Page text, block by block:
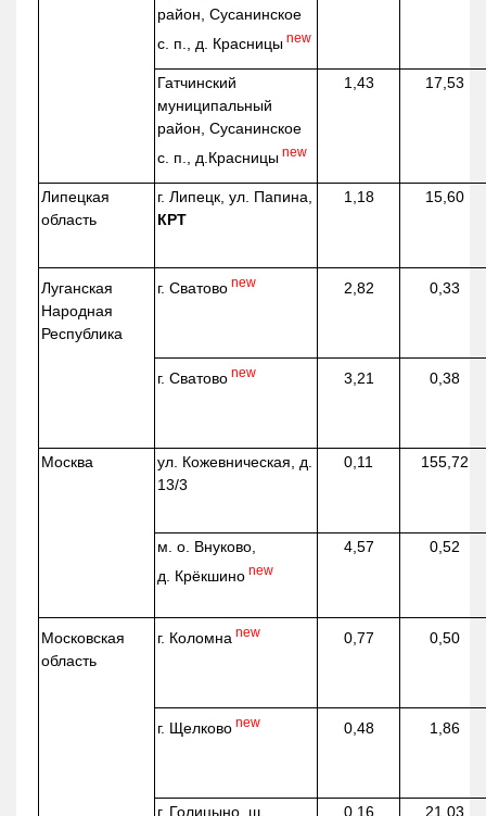
район, Сусанинское
с. п., д. Красницы new
Гатчинский
муниципальный
район, Сусанинское
с. п., д.Красницы new
1,43 17,53
Липецкая
область
г. Липецк, ул. Папина,
КРТ
1,18 15,60
Луганская
Народная
Республика
г. Сватово new 2,82 0,33
г. Сватово new 3,21 0,38
Москва ул. Кожевническая, д.
13/3
0,11 155,72
м. о. Внуково,
д. Крёкшино new
4,57 0,52
Московская
область
г. Коломна new 0,77 0,50
г. Щелково new 0,48 1,86
г. Голицыно, ш.
0,16 21,03